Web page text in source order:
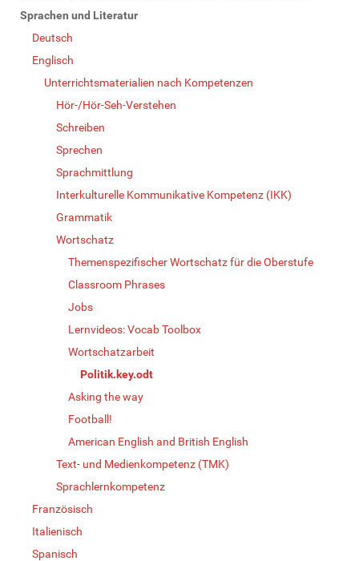
Sprachen und Literatur
Deutsch
Englisch
Unterrichtsmaterialien nach Kompetenzen
Hör-/Hör-Seh-Verstehen
Schreiben
Sprechen
Sprachmittlung
Interkulturelle Kommunikative Kompetenz (IKK)
Grammatik
Wortschatz
Themenspezifischer Wortschatz für die Oberstufe
Classroom Phrases
Jobs
Lernvideos: Vocab Toolbox
Wortschatzarbeit
Politik.key.odt
Asking the way
Football!
American English and British English
Text- und Medienkompetenz (TMK)
Sprachlernkompetenz
Französisch
Italienisch
Spanisch